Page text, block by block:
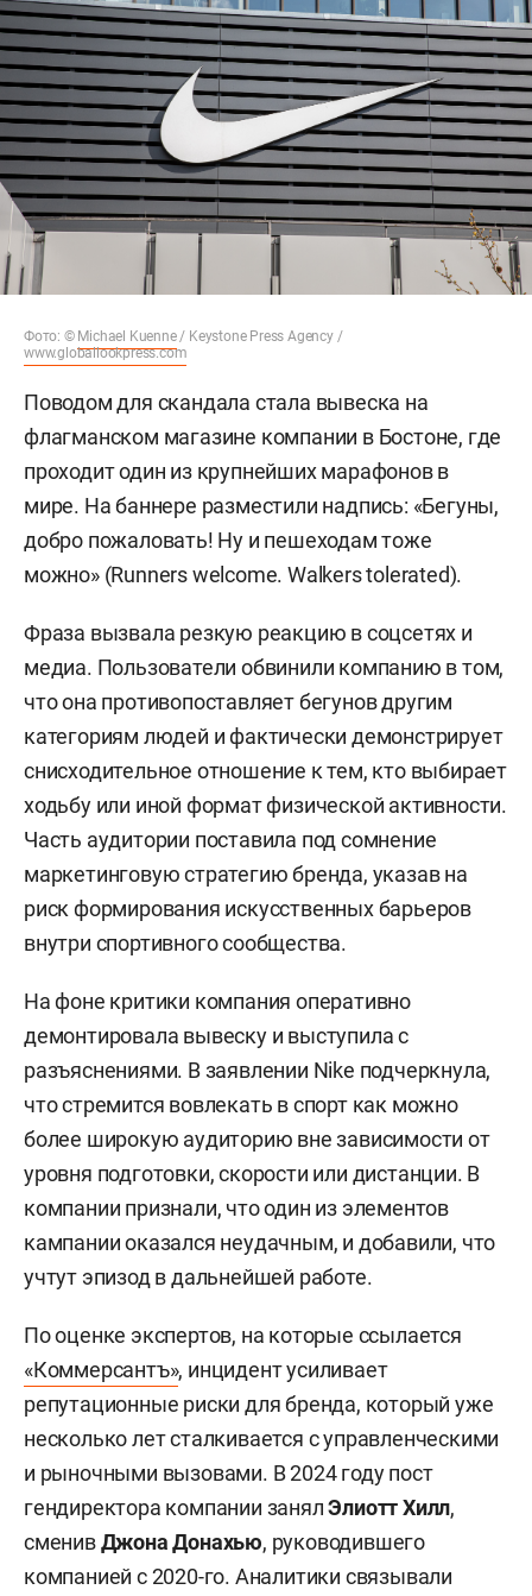
Фото: © Michael Kuenne/ Keystone Press Agency /
www.globallookpress.com
Поводом для скандала стала вывеска на
флагманском магазине компании в Бостоне, где
проходит один из крупнейших марафонов в
мире. На баннере разместили надпись: «Бегуны,
добро пожаловать! Ну и пешеходам тоже
можно» (Runners welcome. Walkers tolerated).
Фраза вызвала резкую реакцию в соцсетях и
медиа. Пользователи обвинили компанию в том,
что она противопоставляет бегунов другим
категориям людей и фактически демонстрирует
снисходительное отношение к тем, кто выбирает
ходьбу или иной формат физической активности.
Часть аудитории поставила под сомнение
маркетинговую стратегию бренда, указав на
риск формирования искусственных барьеров
внутри спортивного сообщества.
На фоне критики компания оперативно
демонтировала вывеску и выступила с
разъяснениями. В заявлении Nike подчеркнула,
что стремится вовлекать в спорт как можно
более широкую аудиторию вне зависимости от
уровня подготовки, скорости или дистанции. В
компании признали, что один из элементов
кампании оказался неудачным, и добавили, что
учтут эпизод в дальнейшей работе.
По оценке экспертов, на которые ссылается
«Коммерсантъ», инцидент усиливает
репутационные риски для бренда, который уже
несколько лет сталкивается с управленческими
и рыночными вызовами. В 2024 году пост
гендиректора компании занялЭлиотт Хилл,
сменивДжона Донахью, руководившего
компанией с 2020-го. Аналитики связывали